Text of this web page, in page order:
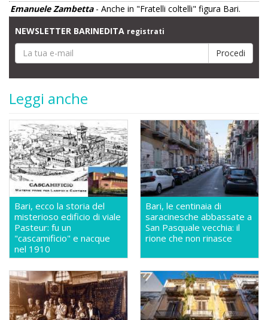
Emanuele Zambetta- Anche in "Fratelli coltelli" figura Bari.
NEWSLETTER BARINEDITA registrati
Leggi anche
Bari, ecco la storia del
misterioso edificio di viale
Pasteur: fu un
"cascamificio" e nacque
nel 1910
Bari, le centinaia di
saracinesche abbassate a
San Pasquale vecchia: il
rione che non rinasce